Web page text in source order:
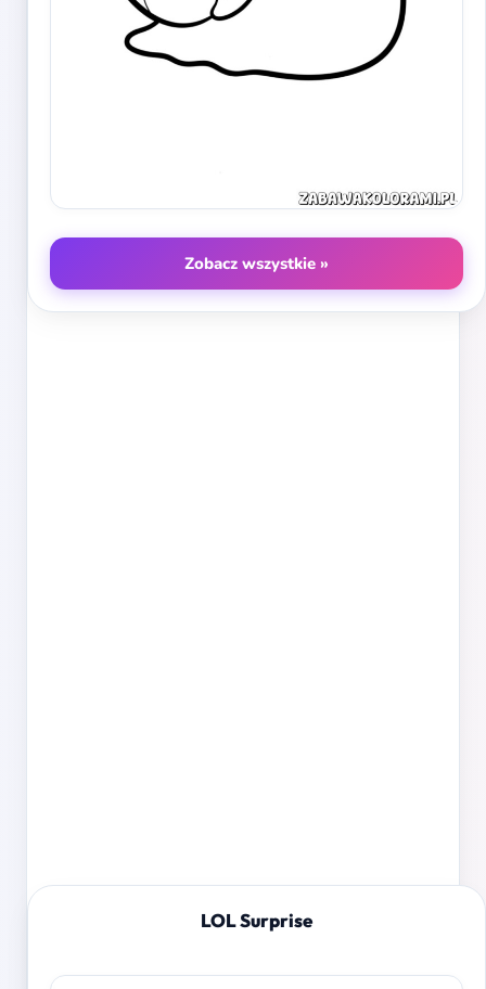
Zobacz wszystkie »
LOL Surprise